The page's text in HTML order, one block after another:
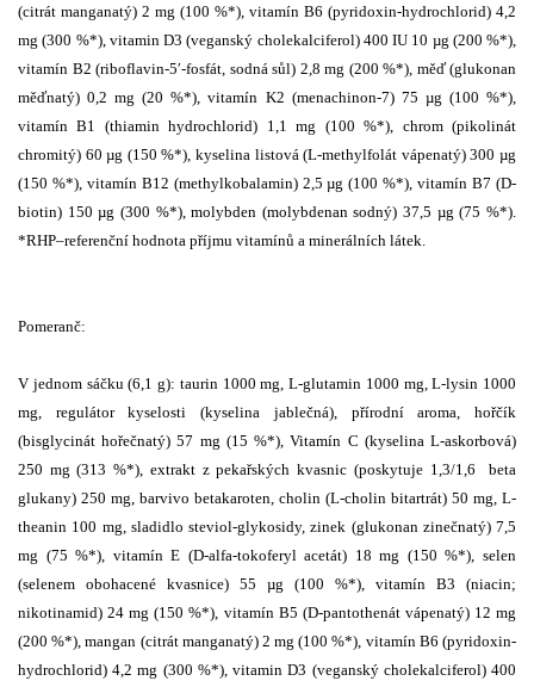
(citrát manganatý) 2 mg (100 %*), vitamín B6 (pyridoxin-hydrochlorid) 4,2
mg (300 %*), vitamin D3 (veganský cholekalciferol) 400 IU 10 µg (200 %*),
vitamín B2 (riboflavin-5′-fosfát, sodná sůl) 2,8 mg (200 %*), měď (glukonan
měďnatý) 0,2 mg (20 %*), vitamín K2 (menachinon-7) 75 µg (100 %*),
vitamín B1 (thiamin hydrochlorid) 1,1 mg (100 %*), chrom (pikolinát
chromitý) 60 µg (150 %*), kyselina listová (L-methylfolát vápenatý) 300 µg
(150 %*), vitamín B12 (methylkobalamin) 2,5 µg (100 %*), vitamín B7 (D-
biotin) 150 µg (300 %*), molybden (molybdenan sodný) 37,5 µg (75 %*).
*RHP–referenční hodnota příjmu vitamínů a minerálních látek.
Pomeranč:
V jednom sáčku (6,1 g): taurin 1000 mg, L-glutamin 1000 mg, L-lysin 1000
mg, regulátor kyselosti (kyselina jablečná), přírodní aroma, hořčík
(bisglycinát hořečnatý) 57 mg (15 %*), Vitamín C (kyselina L-askorbová)
250 mg (313 %*), extrakt z pekařských kvasnic (poskytuje 1,3/1,6 beta
glukany) 250 mg, barvivo betakaroten, cholin (L-cholin bitartrát) 50 mg, L-
theanin 100 mg, sladidlo steviol-glykosidy, zinek (glukonan zinečnatý) 7,5
mg (75 %*), vitamín E (D-alfa-tokoferyl acetát) 18 mg (150 %*), selen
(selenem obohacené kvasnice) 55 µg (100 %*), vitamín B3 (niacin;
nikotinamid) 24 mg (150 %*), vitamín B5 (D-pantothenát vápenatý) 12 mg
(200 %*), mangan (citrát manganatý) 2 mg (100 %*), vitamín B6 (pyridoxin-
hydrochlorid) 4,2 mg (300 %*), vitamin D3 (veganský cholekalciferol) 400